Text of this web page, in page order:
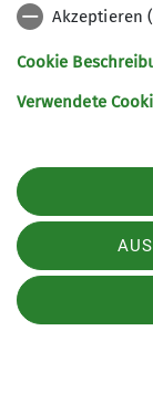
wieder
zum Karkopf
des Kamms
nach etwa
Abstecher
eine Pause
wir noch
angekommen
1300
Akzeptieren
Cookie
Verwendete